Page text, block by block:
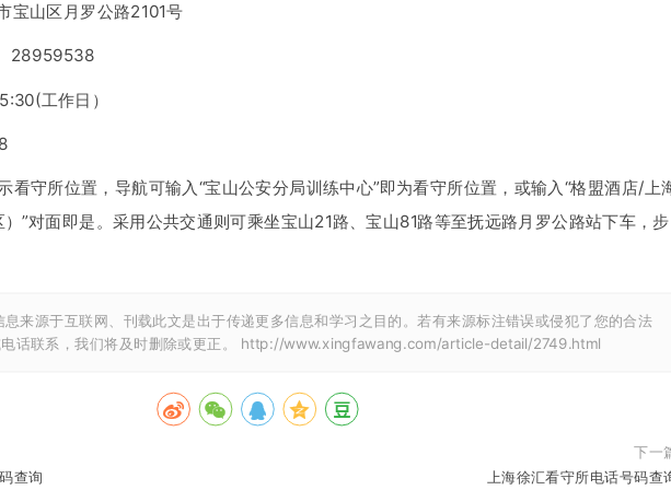
宝山区月罗公路2101号
28959538
工作日）
看守所位置，导航可输入“宝山公安分局训练中心”即为看守所位置，或输入“格盟酒店/上
”对面即是。采用公共交通则可乘坐宝山21路、宝山81路等至抚远路月罗公路站下车，步
息来源于互联网、刊载此文是出于传递更多信息和学习之目的。若有来源标注错误或侵犯了您的合法
话联系，我们将及时删除或更正。 http://www.xingfawang.com/article-detail/2749.html
查询
下一
上海徐汇看守所电话号码查